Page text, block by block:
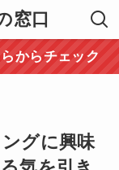
窓口
からチェック
グに興味